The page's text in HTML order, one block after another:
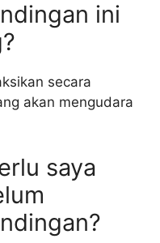
ini
secara
akan mengudara
saya